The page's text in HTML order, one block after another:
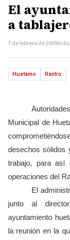
El
a
7 de febrero de 2009
Huetamo Rastro
Municipal de
desechos sólidos
trabajo, para así
operaciones del
El
junto al
ayuntamiento
la reunión en la